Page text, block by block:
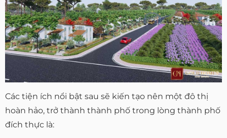
Các tiện ích nổi bật sau sẽ kiến tạo nên một đô thị
hoàn hảo, trở thành thành phố trong lòng thành phố
đích thực là: